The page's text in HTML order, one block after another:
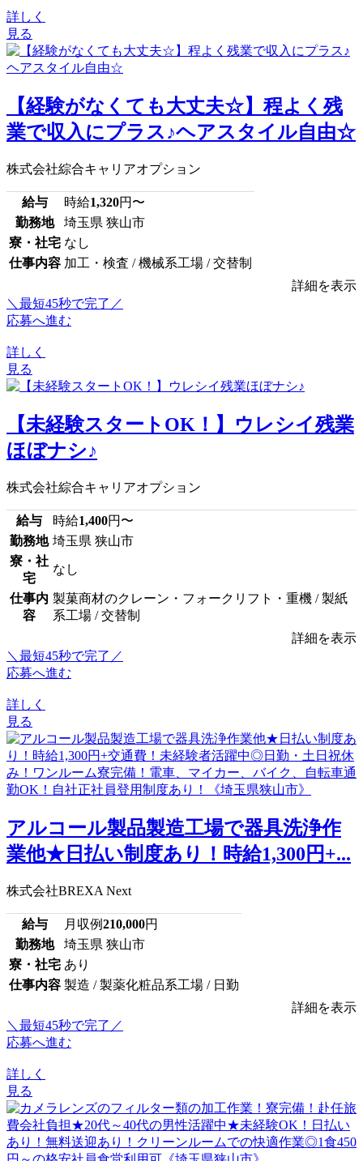
詳しく
見る
【経験がなくても大丈夫☆】程よく残
業で収入にプラス♪ヘアスタイル自由☆
株式会社綜合キャリアオプション
給与 時給1,320円〜
勤務地
埼玉県 狭山市
寮・社宅 なし
仕事内容 加工・検査 / 機械系工場 / 交替制
詳細を表示
＼最短45秒で完了／
応募へ進む
詳しく
見る
【未経験スタートOK！】ウレシイ残業
ほぼナシ♪
株式会社綜合キャリアオプション
給与 時給1,400円〜
勤務地 埼玉県 狭山市
寮・社
宅
なし
仕事内
容
製菓商材のクレーン・フォークリフト・重機 / 製紙
系工場 / 交替制
詳細を表示
＼最短45秒で完了／
応募へ進む
詳しく
見る
アルコール製品製造工場で器具洗浄作
業他★日払い制度あり！時給1,300円+...
株式会社BREXA Next
給与 月収例210,000円
勤務地
埼玉県 狭山市
寮・社宅 あり
仕事内容 製造 / 製薬化粧品系工場 / 日勤
詳細を表示
＼最短45秒で完了／
応募へ進む
詳しく
見る